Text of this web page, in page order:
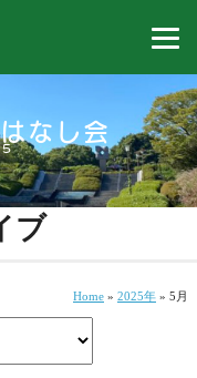
なし会
ブ
Home » 2025年 » 5月